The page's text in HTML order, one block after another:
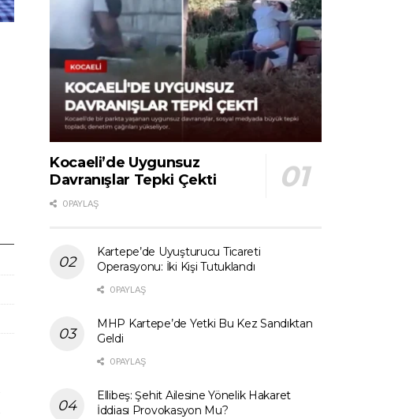
Kocaeli’de Uygunsuz
Davranışlar Tepki Çekti
0 PAYLAŞ
Kartepe’de Uyuşturucu Ticareti
Operasyonu: İki Kişi Tutuklandı
0 PAYLAŞ
MHP Kartepe’de Yetki Bu Kez Sandıktan
Geldi
0 PAYLAŞ
Ellibeş: Şehit Ailesine Yönelik Hakaret
İddiası Provokasyon Mu?